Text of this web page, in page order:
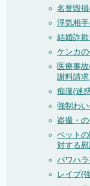
名誉毀
浮気相
結婚詐
ケンカ
医療事
謝料請求
痴漢(迷
強制わ
盗撮・
ペット
対する
パワハ
レイプ(